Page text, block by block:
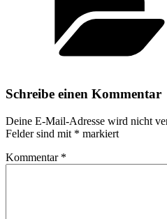
Schreibe einen Kommentar
Deine E-Mail-Adresse wird nicht
Felder sind mit * markiert
Kommentar *